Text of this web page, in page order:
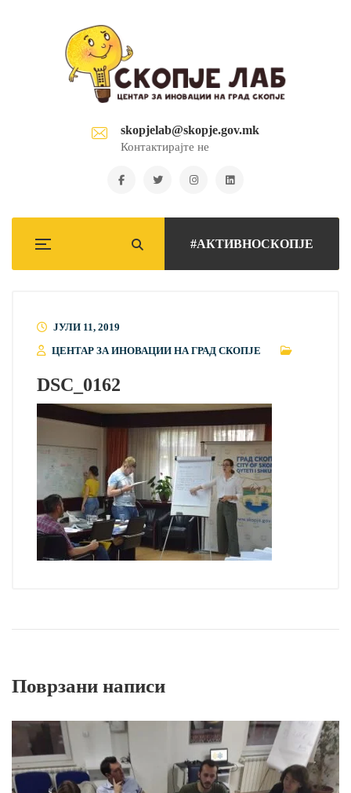
skopjelab@skopje.gov.mk
Контактирајте не
#АКТИВНОСКОПЈЕ
ЈУЛИ 11, 2019
ЦЕНТАР ЗА ИНОВАЦИИ НА ГРАД СКОПЈЕ
DSC_0162
Поврзани написи